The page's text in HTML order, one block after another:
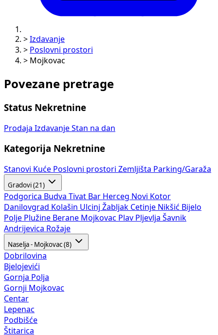
> Izdavanje
> Poslovni prostori
> Mojkovac
Povezane pretrage
Status Nekretnine
Prodaja Izdavanje Stan na dan
Kategorija Nekretnine
Stanovi Kuće Poslovni prostori Zemljišta Parking/Garaža
Gradovi (21)
Podgorica Budva Tivat Bar Herceg Novi Kotor
Danilovgrad Kolašin Ulcinj Žabljak Cetinje Nikšić Bijelo
Polje Plužine Berane Mojkovac Plav Pljevlja Šavnik
Andrijevica Rožaje
Naselja - Mojkovac (8)
Dobrilovina
Bjelojevići
Gornja Polja
Gornji Mojkovac
Centar
Lepenac
Podbišće
Štitarica